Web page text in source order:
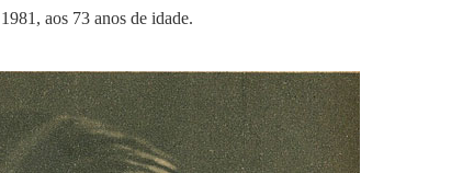
aos 73 anos de idade.